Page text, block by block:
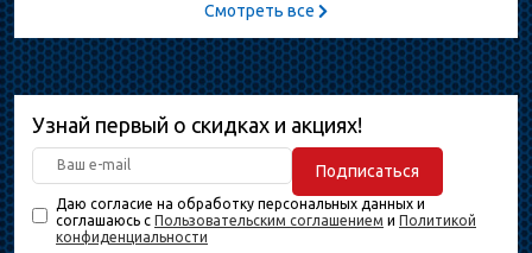
Смотреть все
Узнай первый о скидках и акциях!
Подписаться
Даю согласие на обработку персональных данных и
соглашаюсь с Пользовательским соглашением и Политикой
конфиденциальности